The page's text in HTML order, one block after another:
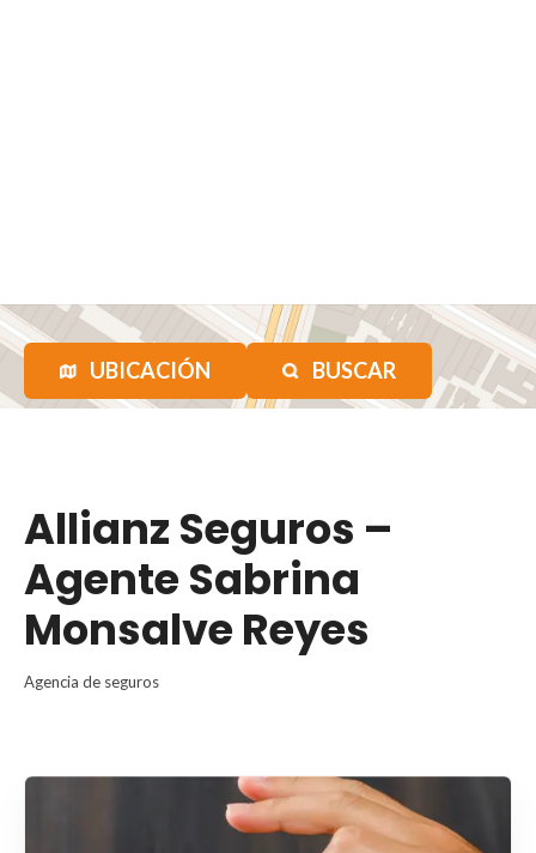
UBICACIÓN BUSCAR
Allianz Seguros –
Agente Sabrina
Monsalve Reyes
Agencia de seguros